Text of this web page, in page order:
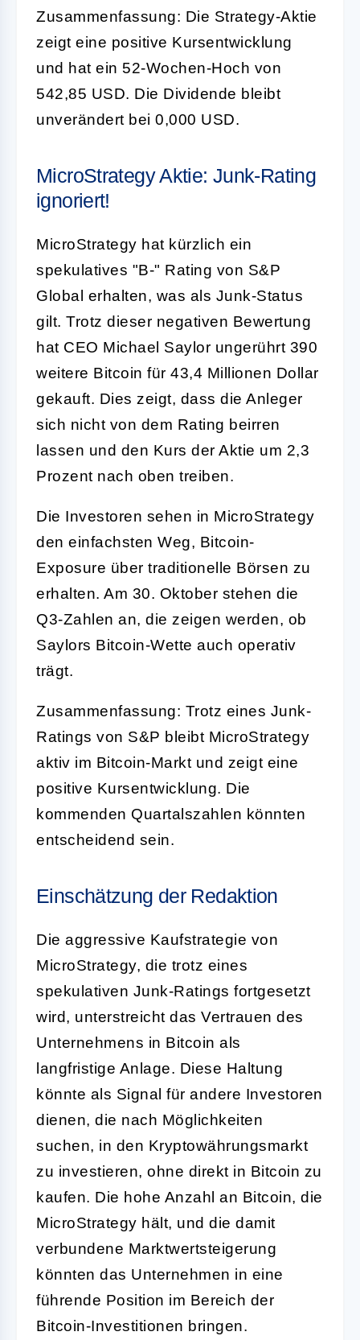
Zusammenfassung: Die Strategy-Aktie
zeigt eine positive Kursentwicklung
und hat ein 52-Wochen-Hoch von
542,85 USD. Die Dividende bleibt
unverändert bei 0,000 USD.
MicroStrategy Aktie: Junk-Rating
ignoriert!
MicroStrategy hat kürzlich ein
spekulatives "B-" Rating von S&P
Global erhalten, was als Junk-Status
gilt. Trotz dieser negativen Bewertung
hat CEO Michael Saylor ungerührt 390
weitere Bitcoin für 43,4 Millionen Dollar
gekauft. Dies zeigt, dass die Anleger
sich nicht von dem Rating beirren
lassen und den Kurs der Aktie um 2,3
Prozent nach oben treiben.
Die Investoren sehen in MicroStrategy
den einfachsten Weg, Bitcoin-
Exposure über traditionelle Börsen zu
erhalten. Am 30. Oktober stehen die
Q3-Zahlen an, die zeigen werden, ob
Saylors Bitcoin-Wette auch operativ
trägt.
Zusammenfassung: Trotz eines Junk-
Ratings von S&P bleibt MicroStrategy
aktiv im Bitcoin-Markt und zeigt eine
positive Kursentwicklung. Die
kommenden Quartalszahlen könnten
entscheidend sein.
Einschätzung der Redaktion
Die aggressive Kaufstrategie von
MicroStrategy, die trotz eines
spekulativen Junk-Ratings fortgesetzt
wird, unterstreicht das Vertrauen des
Unternehmens in Bitcoin als
langfristige Anlage. Diese Haltung
könnte als Signal für andere Investoren
dienen, die nach Möglichkeiten
suchen, in den Kryptowährungsmarkt
zu investieren, ohne direkt in Bitcoin zu
kaufen. Die hohe Anzahl an Bitcoin, die
MicroStrategy hält, und die damit
verbundene Marktwertsteigerung
könnten das Unternehmen in eine
führende Position im Bereich der
Bitcoin-Investitionen bringen.